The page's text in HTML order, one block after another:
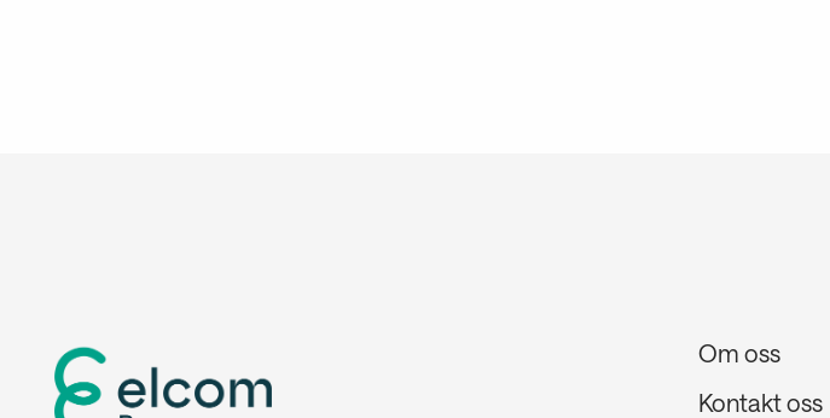
Om oss
Kontakt oss